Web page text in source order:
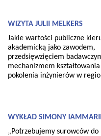
WIZYTA JULII MELKERS
Jakie wartości publiczne
akademicką jako zawodem,
przedsięwzięciem
mechanizmem
pokolenia inżynierów w
WYKŁAD SIMONY
„Potrzebujemy surowców